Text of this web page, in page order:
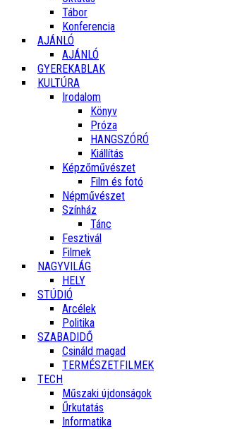
Tábor
Konferencia
AJÁNLÓ
AJÁNLÓ
GYEREKABLAK
KULTÚRA
Irodalom
Könyv
Próza
HANGSZÓRÓ
Kiállítás
Képzőművészet
Film és fotó
Népművészet
Színház
Tánc
Fesztivál
Filmek
NAGYVILÁG
HELY
STÚDIÓ
Arcélek
Politika
SZABADIDŐ
Csináld magad
TERMÉSZETFILMEK
TECH
Műszaki újdonságok
Űrkutatás
Informatika